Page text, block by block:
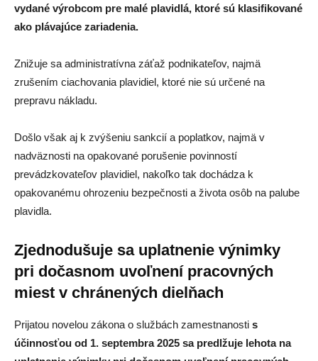
vydané výrobcom pre malé plavidlá, ktoré sú klasifikované
ako plávajúce zariadenia.
Znižuje sa administratívna záťaž podnikateľov, najmä
zrušením ciachovania plavidiel, ktoré nie sú určené na
prepravu nákladu.
Došlo však aj k zvýšeniu sankcií a poplatkov, najmä v
nadväznosti na opakované porušenie povinností
prevádzkovateľov plavidiel, nakoľko tak dochádza k
opakovanému ohrozeniu bezpečnosti a života osôb na palube
plavidla.
Zjednodušuje sa uplatnenie výnimky
pri dočasnom uvoľnení pracovných
miest v chránených dielňach
Prijatou novelou zákona o službách zamestnanosti s
účinnosťou od 1. septembra 2025 sa predlžuje lehota na